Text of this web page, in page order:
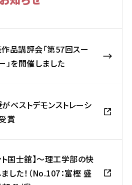
品講評会「第57回スー
」を開催しました
ベストデモンストレーシ
賞
ト国士舘】～理工学部の快
した！（No.107：富樫 盛